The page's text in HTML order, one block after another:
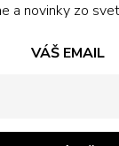
a novinky zo
VÁŠ EMAIL